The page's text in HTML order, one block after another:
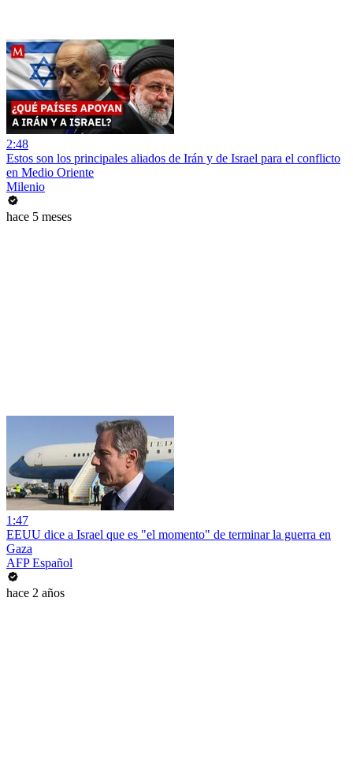
2:48
Estos son los principales aliados de Irán y de Israel para el conflicto
en Medio Oriente
Milenio
hace 5 meses
1:47
EEUU dice a Israel que es "el momento" de terminar la guerra en
Gaza
AFP Español
hace 2 años